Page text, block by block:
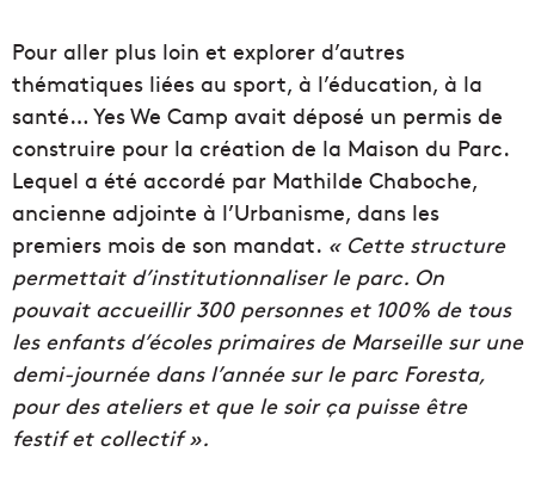
Pour aller plus loin et explorer d’autres
thématiques liées au sport, à l’éducation, à la
santé… Yes We Camp avait déposé un permis de
construire pour la création de la Maison du Parc.
Lequel a été accordé par Mathilde Chaboche,
ancienne adjointe à l’Urbanisme, dans les
premiers mois de son mandat. « Cette structure
permettait d’institutionnaliser le parc. On
pouvait accueillir 300 personnes et 100% de tous
les enfants d’écoles primaires de Marseille sur une
demi-journée dans l’année sur le parc Foresta,
pour des ateliers et que le soir ça puisse être
festif et collectif ».